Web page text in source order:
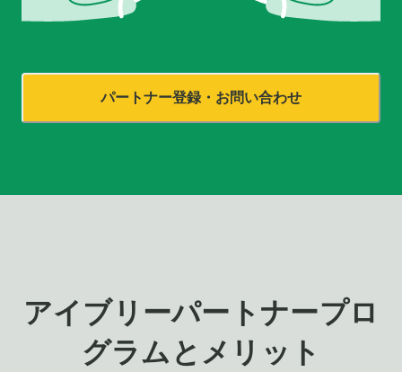
パートナー登録・お問い合わせ
アイブリーパートナープロ
グラムとメリット